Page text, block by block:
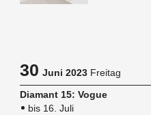
30Juni 2023 Freitag
Dia­mant 15: Vogue
bis 16. Juli